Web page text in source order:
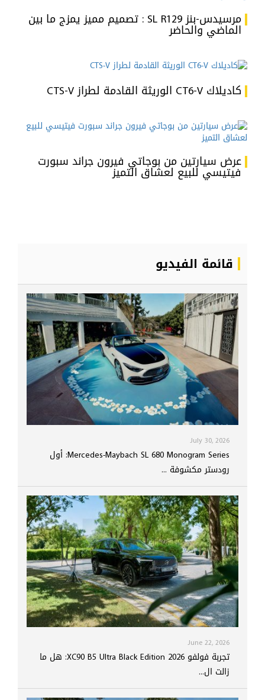
مرسيدس-بنز SL R129 : تصميم مميز يمزج ما بين
الماضي والحاضر
كاديلاك CT6-V الوريثة القادمة لطراز CTS-V
عرض سيارتين من بوجاتي فيرون جراند سبورت
فيتيسي للبيع لعشاق التميز
قائمة الفيديو
July 30, 2026
Mercedes-Maybach SL 680 Monogram Series: أول
رودستر مكشوفة ...
June 22, 2026
تجربة فولفو XC90 B5 Ultra Black Edition 2026: هل ما
زالت ال...